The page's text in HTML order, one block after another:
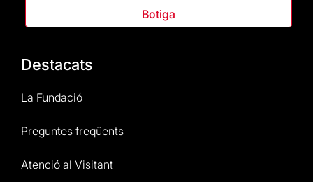
Botiga
Destacats
La Fundació
Preguntes freqüents
Atenció al Visitant